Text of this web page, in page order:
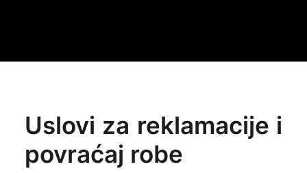
Uslovi za reklamacije i
povraćaj robe